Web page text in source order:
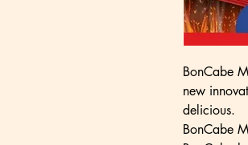
BonCabe
new
delicious.
BonCabe